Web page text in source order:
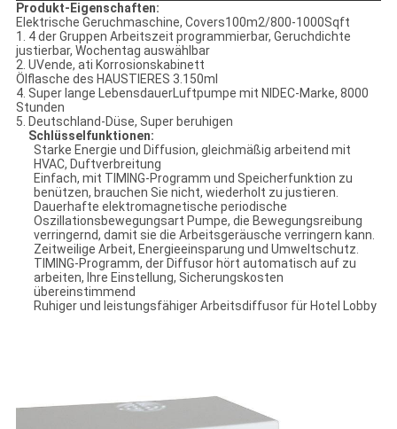
Produkt-Eigenschaften:
Elektrische Geruchmaschine, Covers100m2/800-1000Sqft
1. 4 der Gruppen Arbeitszeit programmierbar, Geruchdichte
justierbar, Wochentag auswählbar
2. UVende, ati Korrosionskabinett
Ölflasche des HAUSTIERES 3.150ml
4. Super lange LebensdauerLuftpumpe mit NIDEC-Marke, 8000
Stunden
5. Deutschland-Düse, Super beruhigen
Schlüsselfunktionen:
Starke Energie und Diffusion, gleichmäßig arbeitend mit
HVAC, Duftverbreitung
Einfach, mit TIMING-Programm und Speicherfunktion zu
benützen, brauchen Sie nicht, wiederholt zu justieren.
Dauerhafte elektromagnetische periodische
Oszillationsbewegungsart Pumpe, die Bewegungsreibung
verringernd, damit sie die Arbeitsgeräusche verringern kann.
Zeitweilige Arbeit, Energieeinsparung und Umweltschutz.
TIMING-Programm, der Diffusor hört automatisch auf zu
arbeiten, Ihre Einstellung, Sicherungskosten
übereinstimmend
Ruhiger und leistungsfähiger Arbeitsdiffusor für Hotel Lobby